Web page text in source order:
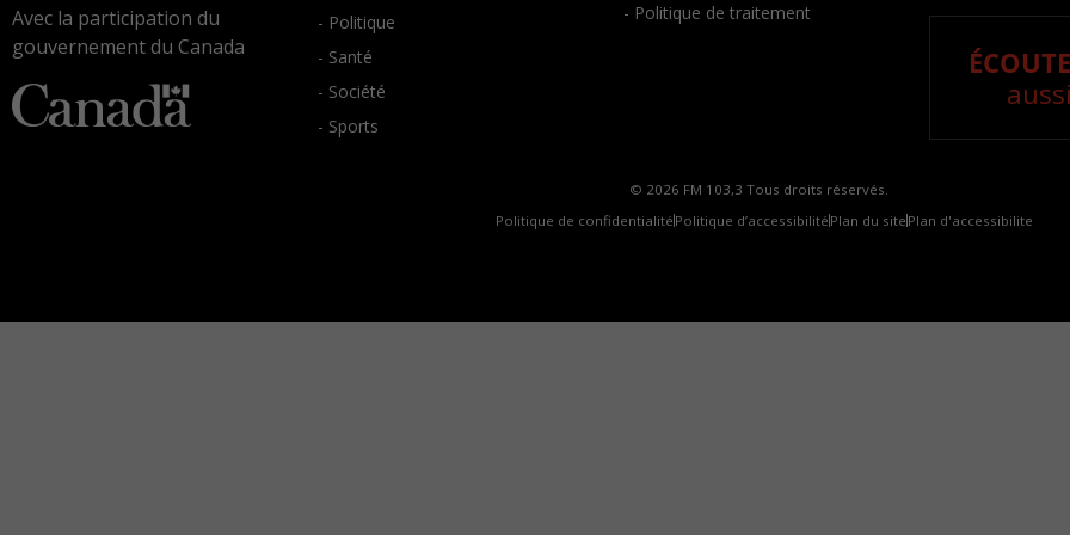
Avec la participation du
gouvernement du Canada
- Politique
- Santé
- Société
- Sports
- Politique de traitement
© 2026 FM 103,3 Tous droits réservés.
Politique de confidentialité Politique d’accessibilité Plan du site Plan d'accessibilite